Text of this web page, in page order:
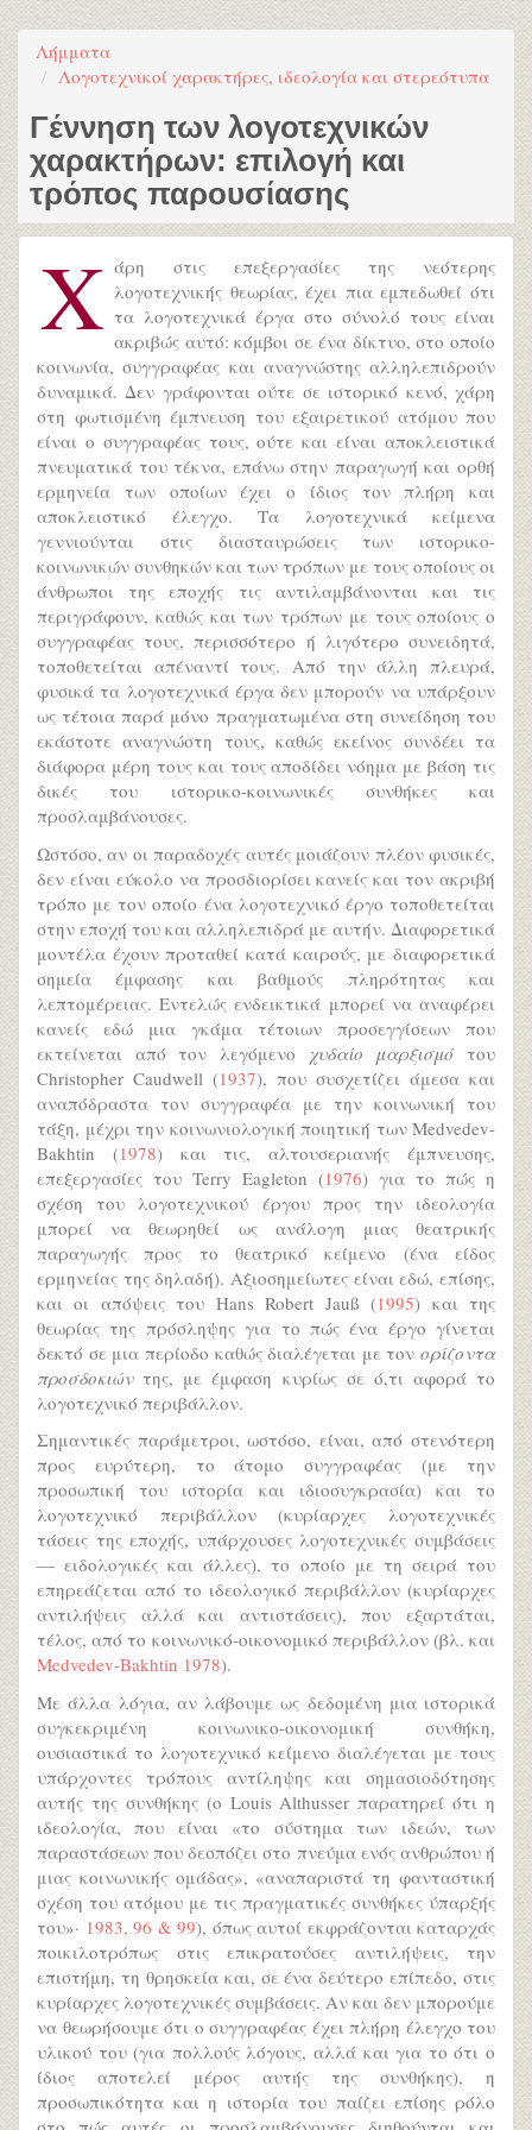
Λήμματα
Λογοτεχνικοί χαρακτήρες, ιδεολογία και στερεότυπα
Γέννηση των λογοτεχνικών
χαρακτήρων: επιλογή και
τρόπος παρουσίασης
Χ άρη στις επεξεργασίες της νεότερης
λογοτεχνικής θεωρίας, έχει πια εμπεδωθεί ότι
τα λογοτεχνικά έργα στο σύνολό τους είναι
ακριβώς αυτό: κόμβοι σε ένα δίκτυο, στο οποίο
κοινωνία, συγγραφέας και αναγνώστης αλληλεπιδρούν
δυναμικά. Δεν γράφονται ούτε σε ιστορικό κενό, χάρη
στη φωτισμένη έμπνευση του εξαιρετικού ατόμου που
είναι ο συγγραφέας τους, ούτε και είναι αποκλειστικά
πνευματικά του τέκνα, επάνω στην παραγωγή και ορθή
ερμηνεία των οποίων έχει ο ίδιος τον πλήρη και
αποκλειστικό έλεγχο. Τα λογοτεχνικά κείμενα
γεννιούνται στις διασταυρώσεις των ιστορικο-
κοινωνικών συνθηκών και των τρόπων με τους οποίους οι
άνθρωποι της εποχής τις αντιλαμβάνονται και τις
περιγράφουν, καθώς και των τρόπων με τους οποίους ο
συγγραφέας τους, περισσότερο ή λιγότερο συνειδητά,
τοποθετείται απέναντί τους. Από την άλλη πλευρά,
φυσικά τα λογοτεχνικά έργα δεν μπορούν να υπάρξουν
ως τέτοια παρά μόνο πραγματωμένα στη συνείδηση του
εκάστοτε αναγνώστη τους, καθώς εκείνος συνδέει τα
διάφορα μέρη τους και τους αποδίδει νόημα με βάση τις
δικές του ιστορικο-κοινωνικές συνθήκες και
προσλαμβάνουσες.
Ωστόσο, αν οι παραδοχές αυτές μοιάζουν πλέον φυσικές,
δεν είναι εύκολο να προσδιορίσει κανείς και τον ακριβή
τρόπο με τον οποίο ένα λογοτεχνικό έργο τοποθετείται
στην εποχή του και αλληλεπιδρά με αυτήν. Διαφορετικά
μοντέλα έχουν προταθεί κατά καιρούς, με διαφορετικά
σημεία έμφασης και βαθμούς πληρότητας και
λεπτομέρειας. Εντελώς ενδεικτικά μπορεί να αναφέρει
κανείς εδώ μια γκάμα τέτοιων προσεγγίσεων που
εκτείνεται από τον λεγόμενο
χυδαίο μαρξισμό του
Christopher Caudwell (1937), που συσχετίζει άμεσα και
αναπόδραστα τον συγγραφέα με την κοινωνική του
τάξη, μέχρι την κοινωνιολογική ποιητική των Medvedev-
Bakhtin (1978) και τις, αλτουσεριανής έμπνευσης,
επεξεργασίες του Terry Eagleton (1976) για το πώς η
σχέση του λογοτεχνικού έργου προς την ιδεολογία
μπορεί να θεωρηθεί ως ανάλογη μιας θεατρικής
παραγωγής προς το θεατρικό κείμενο (ένα είδος
ερμηνείας της δηλαδή). Αξιοσημείωτες είναι εδώ, επίσης,
και οι απόψεις του Hans Robert Jauß (1995) και της
θεωρίας της πρόσληψης για το πώς ένα έργο γίνεται
δεκτό σε μια περίοδο καθώς διαλέγεται με τον ορίζοντα
προσδοκιώντης, με έμφαση κυρίως σε ό,τι αφορά το
λογοτεχνικό περιβάλλον.
Σημαντικές παράμετροι, ωστόσο, είναι, από στενότερη
προς ευρύτερη, το άτομο συγγραφέας (με την
προσωπική του ιστορία και ιδιοσυγκρασία) και το
λογοτεχνικό περιβάλλον (κυρίαρχες λογοτεχνικές
τάσεις της εποχής, υπάρχουσες λογοτεχνικές συμβάσεις
— ειδολογικές και άλλες), το οποίο με τη σειρά του
επηρεάζεται από το ιδεολογικό περιβάλλον (κυρίαρχες
αντιλήψεις αλλά και αντιστάσεις), που εξαρτάται,
τέλος, από το κοινωνικό-οικονομικό περιβάλλον (βλ. και
Medvedev-Bakhtin 1978).
Με άλλα λόγια, αν λάβουμε ως δεδομένη μια ιστορικά
συγκεκριμένη κοινωνικο-οικονομική συνθήκη,
ουσιαστικά το λογοτεχνικό κείμενο διαλέγεται με τους
υπάρχοντες τρόπους αντίληψης και σημασιοδότησης
αυτής της συνθήκης (ο Louis Althusser παρατηρεί ότι η
ιδεολογία, που είναι «το σύστημα των ιδεών, των
παραστάσεων που δεσπόζει στο πνεύμα ενός ανθρώπου ή
μιας κοινωνικής ομάδας», «αναπαριστά τη φανταστική
σχέση του ατόμου με τις πραγματικές συνθήκες ύπαρξής
του»· 1983, 96 & 99), όπως αυτοί εκφράζονται καταρχάς
ποικιλοτρόπως στις επικρατούσες αντιλήψεις, την
επιστήμη, τη θρησκεία και, σε ένα δεύτερο επίπεδο, στις
κυρίαρχες λογοτεχνικές συμβάσεις. Αν και δεν μπορούμε
να θεωρήσουμε ότι ο συγγραφέας έχει πλήρη έλεγχο του
υλικού του (για πολλούς λόγους, αλλά και για το ότι ο
ίδιος αποτελεί μέρος αυτής της συνθήκης), η
προσωπικότητα και η ιστορία του παίζει επίσης ρόλο